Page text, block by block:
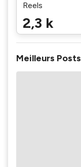
Reels
2,3 k
Meilleurs Posts